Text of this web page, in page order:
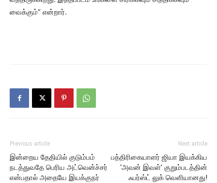
வைக்கும்” என்றார்.
Previous article
இன்றைய தேதியில் குடும்பம்
நடத்துவதே பெரிய அட்வென்ச்சர்
என்பதால் அதையே இயக்குநர்
Next article
பத்திரிகையாளர் ஜியா இயக்கிய
‘அவன் இவள்’ குறும்படத்தின்
ஃபர்ஸ்ட் லுக் வெளியானது!